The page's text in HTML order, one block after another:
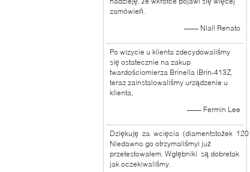
zamówień.
—— Niall Renato
Po wizycie u klienta zdecydowaliśmy
się ostatecznie na zakup
twardościomierza Brinella iBrin-413Z,
teraz zainstalowaliśmy urządzenie u
klienta,
—— Fermin Lee
Dziękuję za wcięcia (diamentstożek
Niedawno go otrzymaliśmyi już
przetestowałem. Wgłębniki są dobretak
jak oczekiwaliśmy.